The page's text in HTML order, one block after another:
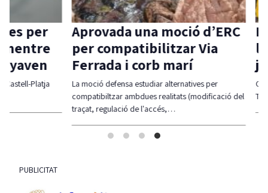
La
ja
Guíxols
Taula
Platja
Aprovada una moció d’ERC
per compatibilitzar Via
Ferrada i corb marí
La moció defensa estudiar alternatives per
compatibiltzar ambdues realitats (modificació del
traçat, regulació de l'accés,…
PUBLICITAT